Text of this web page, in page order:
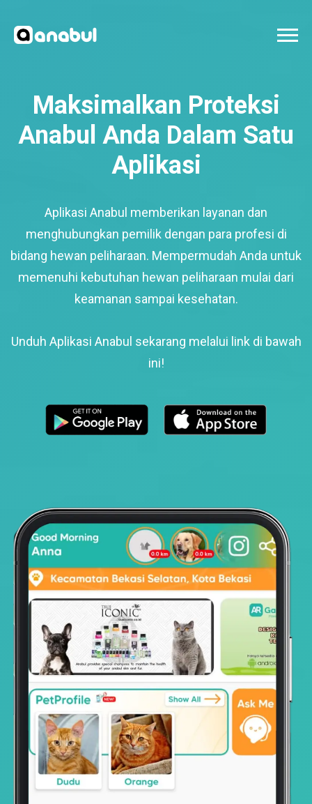
Maksimalkan Proteksi
Anabul Anda Dalam Satu
Aplikasi
Aplikasi Anabul memberikan layanan dan
menghubungkan pemilik dengan para profesi di
bidang hewan peliharaan. Mempermudah Anda untuk
memenuhi kebutuhan hewan peliharaan mulai dari
keamanan sampai kesehatan.
Unduh Aplikasi Anabul sekarang melalui link di bawah
ini!